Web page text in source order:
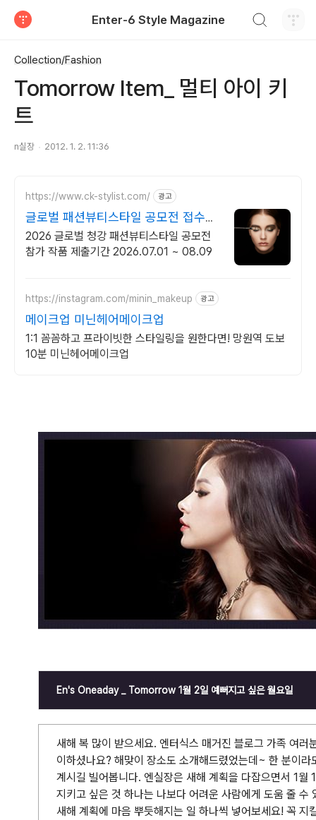
Enter-6 Style Magazine
Collection/Fashion
Tomorrow Item_ 멀티 아이 키
트
n실장 2012. 1. 2. 11:36
https://www.ck-stylist.com/ 광고
글로벌 패션뷰티스타일 공모전 접수일
자 3.23 ~ 8.9
2026 글로벌 청강 패션뷰티스타일 공모전
참가 작품 제출기간 2026.07.01 ~ 08.09
https://instagram.com/minin_makeup 광고
메이크업 미닌헤어메이크업
1:1 꼼꼼하고 프라이빗한 스타일링을 원한다면! 망원역 도보
10분 미닌헤어메이크업
En's Oneaday _ Tomorrow 1월 2일 예뻐지고 싶은 월요일
새해 복 많이 받으세요. 엔터식스 매거진 블로그 가족 여러
이하셨나요? 해맞이 장소도 소개해드렸었는데~ 한 분이
계시길 빌어봅니다. 엔실장은 새해 계획을 다잡으면서 1월
지키고 싶은 것 하나는 나보다 어려운 사람에게 도움 줄 수
새해 계획에 마음 뿌듯해지는 일 하나씩 넣어보세요! 꼭 지